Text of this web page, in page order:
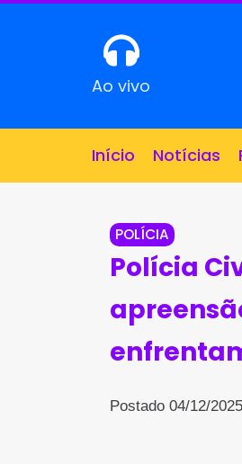
Ao vivo
Início Notícias
POLÍCIA
Polícia
Postado 04/12/